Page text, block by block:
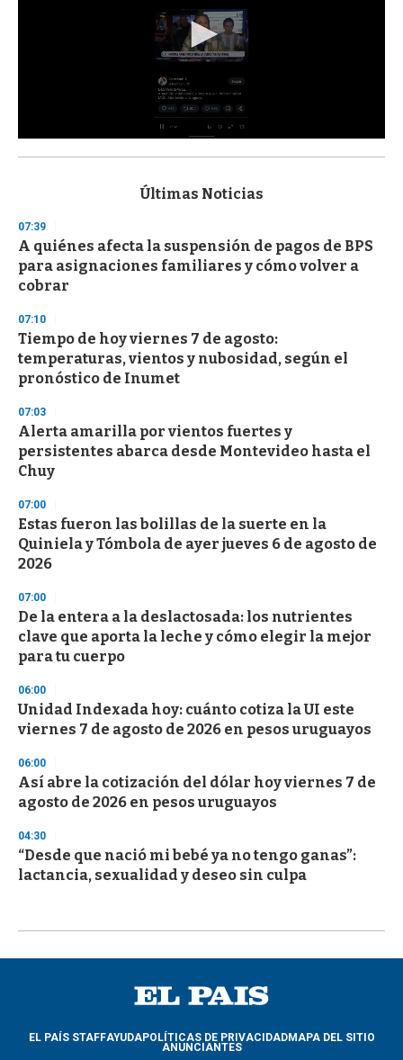
s
d
s
o
f
3
s
e
c
o
n
d
Últimas Noticias
07:39
A quiénes afecta la suspensión de pagos de BPS
para asignaciones familiares y cómo volver a
cobrar
07:10
Tiempo de hoy viernes 7 de agosto:
temperaturas, vientos y nubosidad, según el
pronóstico de Inumet
07:03
Alerta amarilla por vientos fuertes y
persistentes abarca desde Montevideo hasta el
Chuy
07:00
Estas fueron las bolillas de la suerte en la
Quiniela y Tómbola de ayer jueves 6 de agosto de
2026
07:00
De la entera a la deslactosada: los nutrientes
clave que aporta la leche y cómo elegir la mejor
para tu cuerpo
06:00
Unidad Indexada hoy: cuánto cotiza la UI este
viernes 7 de agosto de 2026 en pesos uruguayos
06:00
Así abre la cotización del dólar hoy viernes 7 de
agosto de 2026 en pesos uruguayos
04:30
“Desde que nació mi bebé ya no tengo ganas”:
lactancia, sexualidad y deseo sin culpa
EL PAÍS STAFFAYUDAPOLÍTICAS DE PRIVACIDADMAPA DEL SITIO
ANUNCIANTES